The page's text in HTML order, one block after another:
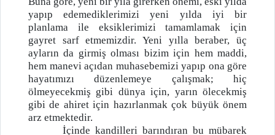
yapıp edemediklerimizi yeni yılda iyi bir
planlama ile eksiklerimizi tamamlamak için
gayret sarf etmemizdir. Yeni yılla beraber, üç
ayların da girmiş olması bizim için hem maddi,
hem manevi açıdan muhasebemizi yapıp ona göre
hayatımızı düzenlemeye çalışmak; hiç
ölmeyecekmiş gibi dünya için, yarın ölecekmiş
gibi de ahiret için hazırlanmak çok büyük önem
arz etmektedir.
İçinde kandilleri barındıran bu mübarek